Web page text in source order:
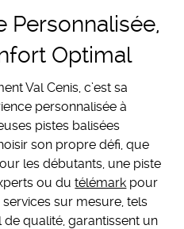
Personnalisée,
Optimal
Val Cenis, c’est sa
personnalisée à
pistes balisées
son propre défi, que
les débutants, une piste
ou dutélémark pour
sur mesure, tels
qualité, garantissent un